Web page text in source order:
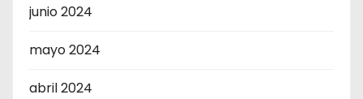
junio 2024
mayo 2024
abril 2024